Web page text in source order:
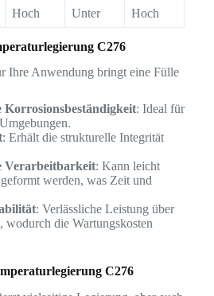
Hoch Unter Hoch
C276
Ihre Anwendung bringt eine Fülle
Korrosionsbeständigkeit: Ideal für
: Erhält die strukturelle Integrität
Verarbeitbarkeit: Kann leicht
werden, was Zeit und
: Verlässliche Leistung über
wodurch die Wartungskosten
C276